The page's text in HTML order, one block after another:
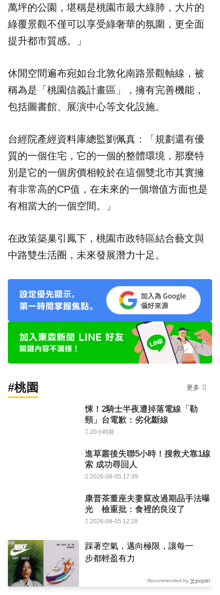
萬坪的公園，堪稱是桃園市最大綠肺，大片的
綠覆景觀不僅可以享受綠奢華的氛圍，更全面
提升都市質感。」
休閒空間遍布宛如台北敦化南路景觀軸線，被
稱為是「桃園信義計畫區」，擁有完善機能，
包括圖書館、展演中心等文化設施。
台經院產經資料庫總監劉佩真：「規劃還有優
質的一個住宅，它的一個的整體環境，那麼特
別是它的一個房價相較於在這個雙北市其實擁
有非常高的CP值，在未來的一個增值方面也是
有相當大的一個空間。」
在政策築巢引鳳下，桃園市政特區結合藝文與
中路雙生活圈，未來發展潛力十足。
#桃園 更多
悚！2騎士半夜遭掉落電線「勒
頸」台電歉：劣化斷線
20小時前
進草叢後失聯5小時！搜救犬靠1線
索 成功尋回人
2026-08-05 17:39
康普茶董座夫妻竄改過期品手法曝
光 檢重批：食裡的良沒了
2026-08-05 12:28
踩著空氣，邁向極限，讓每一
步都輕盈有力
PR
Recommended by